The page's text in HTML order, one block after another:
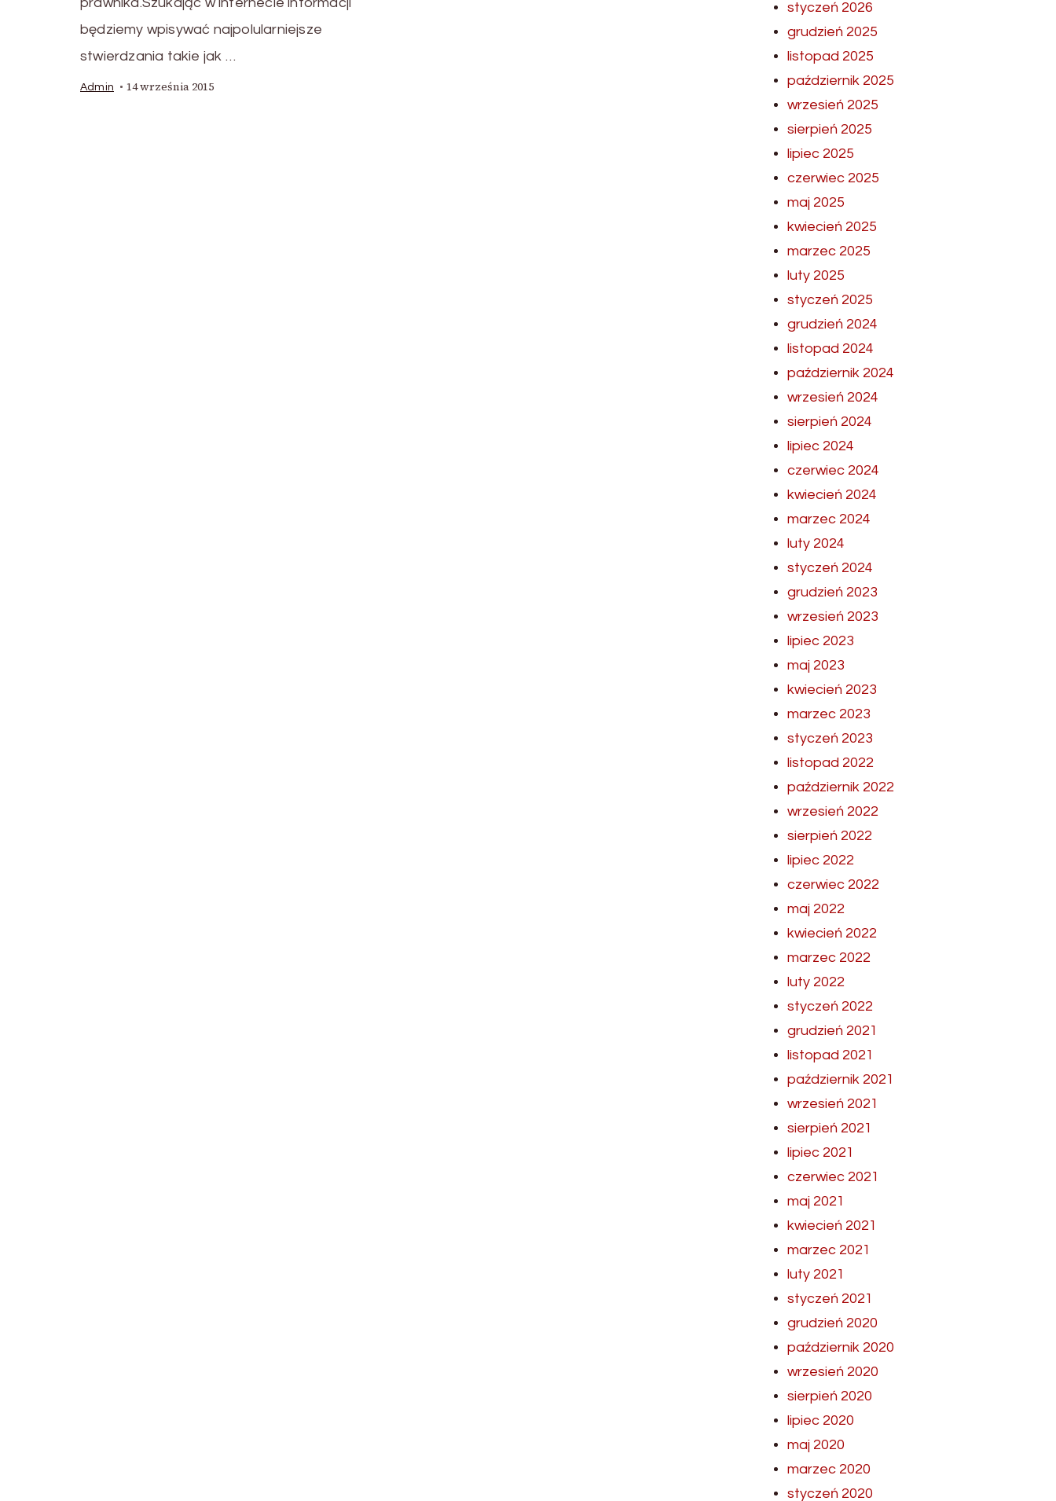
będziemy wpisywać najpolularniejsze
stwierdzania takie jak …
Admin 14 września 2015
styczeń 2026
grudzień 2025
listopad 2025
październik 2025
wrzesień 2025
sierpień 2025
lipiec 2025
czerwiec 2025
maj 2025
kwiecień 2025
marzec 2025
luty 2025
styczeń 2025
grudzień 2024
listopad 2024
październik 2024
wrzesień 2024
sierpień 2024
lipiec 2024
czerwiec 2024
kwiecień 2024
marzec 2024
luty 2024
styczeń 2024
grudzień 2023
wrzesień 2023
lipiec 2023
maj 2023
kwiecień 2023
marzec 2023
styczeń 2023
listopad 2022
październik 2022
wrzesień 2022
sierpień 2022
lipiec 2022
czerwiec 2022
maj 2022
kwiecień 2022
marzec 2022
luty 2022
styczeń 2022
grudzień 2021
listopad 2021
październik 2021
wrzesień 2021
sierpień 2021
lipiec 2021
czerwiec 2021
maj 2021
kwiecień 2021
marzec 2021
luty 2021
styczeń 2021
grudzień 2020
październik 2020
wrzesień 2020
sierpień 2020
lipiec 2020
maj 2020
marzec 2020
styczeń 2020